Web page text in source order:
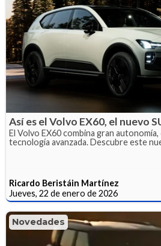
Así es el Volvo EX60, el nuevo
El Volvo EX60 combina gran
tecnología avanzada. Descubre este
Ricardo Beristáin Martínez
Jueves, 22 de enero de 2026
Novedades